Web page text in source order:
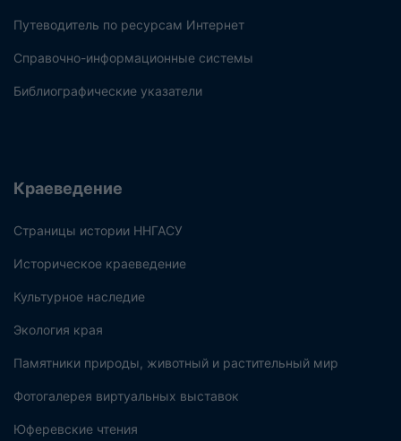
Путеводитель по ресурсам Интернет
Справочно-информационные системы
Библиографические указатели
Краеведение
Страницы истории ННГАСУ
Историческое краеведение
Культурное наследие
Экология края
Памятники природы, животный и растительный мир
Фотогалерея виртуальных выставок
Юферевские чтения